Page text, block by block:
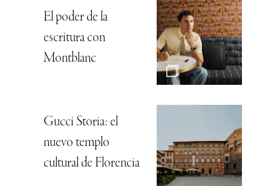
El poder de la
escritura con
Montblanc
Gucci Storia: el
nuevo templo
cultural de Florencia